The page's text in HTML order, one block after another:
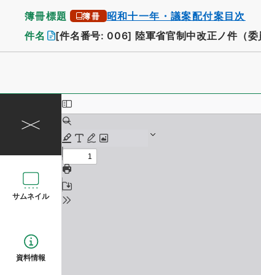
簿冊標題 簿冊 昭和十一年・議案配付案目次
件名 [件名番号: 006] 陸軍省官制中改正ノ件（
サムネイル
資料情報